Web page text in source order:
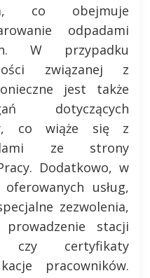
co obejmuje
odpadami
W przypadku
związanej z
jest także
dotyczących
co wiąże się z
ze strony
Dodatkowo, w
usług,
zezwolenia,
stacji
czy certyfikaty
pracowników.